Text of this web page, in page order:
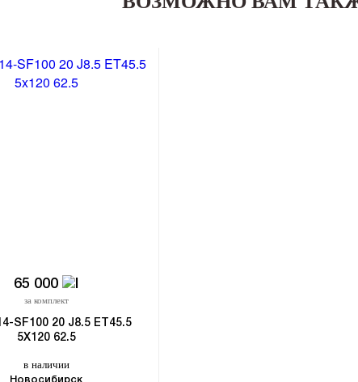
65 000
за комплект
SF100 20 J8.5 ET45.5
5X120 62.5
в наличии